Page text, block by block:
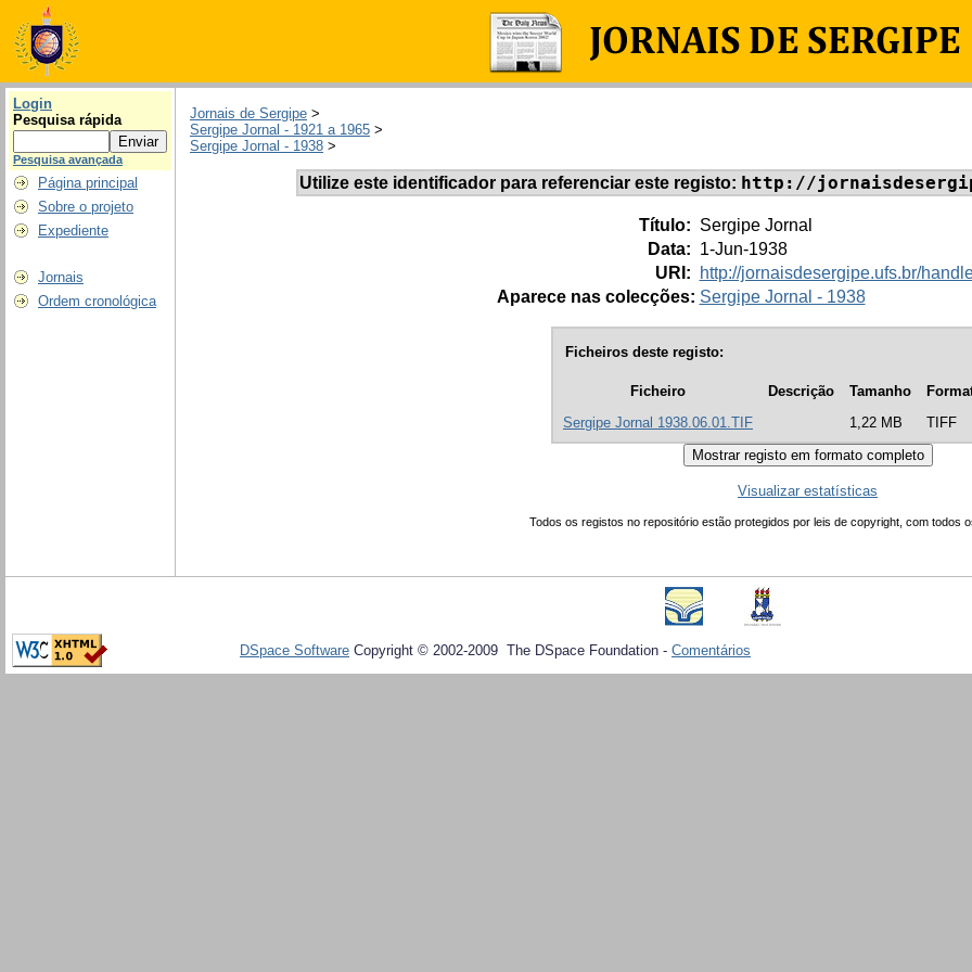
Login
Pesquisa rápida
Pesquisa avançada
Página principal
Sobre o projeto
Expediente
Jornais
Ordem cronológica
Jornais de Sergipe >
Sergipe Jornal - 1921 a 1965 >
Sergipe Jornal - 1938 >
Utilize este identificador para referenciar este registo: http://
Título: Sergipe Jornal
Data: 1-Jun-1938
URI:
http://jornaisdesergipe.ufs.br/
Aparece nas colecções: Sergipe Jornal - 1938
Ficheiros deste registo:
Ficheiro Descrição Tamanho
Sergipe Jornal 1938.06.01.TIF
1,22 MB TIFF
Visualizar estatísticas
Todos os registos no repositório estão protegidos por leis de copyright, com todos
DSpace Software Copyright © 2002-2009 The DSpace Foundation - Comentários